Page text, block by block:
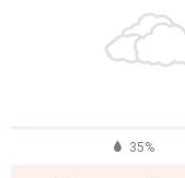
35%